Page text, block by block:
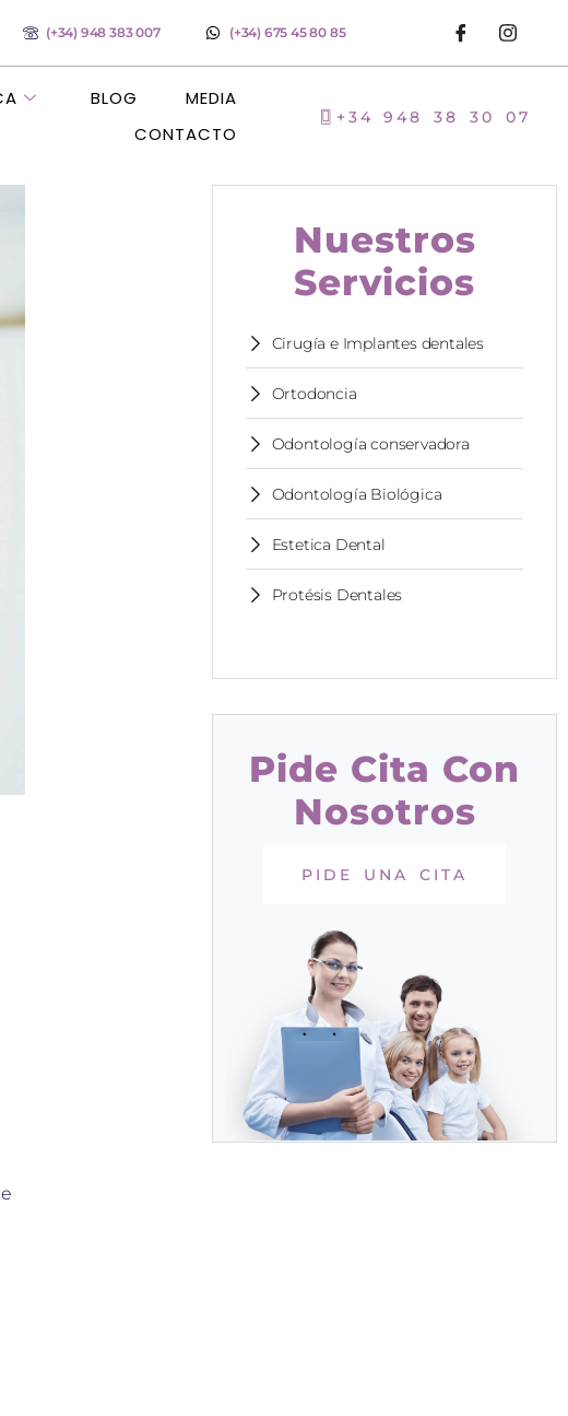
(+34) 948 383 007 (+34) 675 45 80 85
BLOG
MEDIA
CONTACTO
+34 948 38 30 07
Nuestros
Servicios
Cirugía e Implantes dentales
Ortodoncia
Odontología conservadora
Odontología Biológica
Estetica Dental
Protésis Dentales
Pide Cita Con
Nosotros
PIDE UNA CITA